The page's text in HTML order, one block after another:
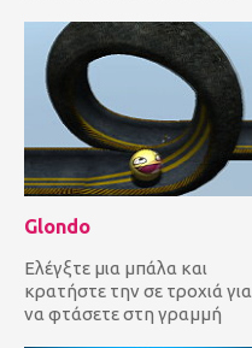
Glondo
Ελέγξτε μια μπάλα και
κρατήστε την σε τροχιά για
να φτάσετε στη γραμμή